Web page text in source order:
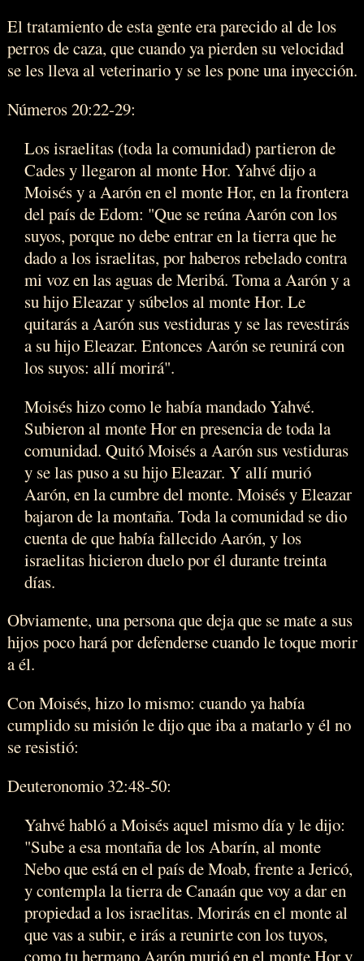
El tratamiento de esta gente era parecido al de los
perros de caza, que cuando ya pierden su velocidad
se les lleva al veterinario y se les pone una inyección.
Números 20:22-29:
Los israelitas (toda la comunidad) partieron de
Cades y llegaron al monte Hor. Yahvé dijo a
Moisés y a Aarón en el monte Hor, en la frontera
del país de Edom: "Que se reúna Aarón con los
suyos, porque no debe entrar en la tierra que he
dado a los israelitas, por haberos rebelado contra
mi voz en las aguas de Meribá. Toma a Aarón y a
su hijo Eleazar y súbelos al monte Hor. Le
quitarás a Aarón sus vestiduras y se las revestirás
a su hijo Eleazar. Entonces Aarón se reunirá con
los suyos: allí morirá".
Moisés hizo como le había mandado Yahvé.
Subieron al monte Hor en presencia de toda la
comunidad. Quitó Moisés a Aarón sus vestiduras
y se las puso a su hijo Eleazar. Y allí murió
Aarón, en la cumbre del monte. Moisés y Eleazar
bajaron de la montaña. Toda la comunidad se dio
cuenta de que había fallecido Aarón, y los
israelitas hicieron duelo por él durante treinta
días.
Obviamente, una persona que deja que se mate a sus
hijos poco hará por defenderse cuando le toque morir
a él.
Con Moisés, hizo lo mismo: cuando ya había
cumplido su misión le dijo que iba a matarlo y él no
se resistió:
Deuteronomio 32:48-50:
Yahvé habló a Moisés aquel mismo día y le dijo:
"Sube a esa montaña de los Abarín, al monte
Nebo que está en el país de Moab, frente a Jericó,
y contempla la tierra de Canaán que voy a dar en
propiedad a los israelitas. Morirás en el monte al
que vas a subir, e irás a reunirte con los tuyos,
como tu hermano Aarón murió en el monte Hor y